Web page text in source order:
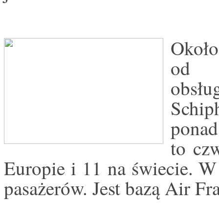
od
to
Europie i 11 na świecie.
pasażerów. Jest bazą Air